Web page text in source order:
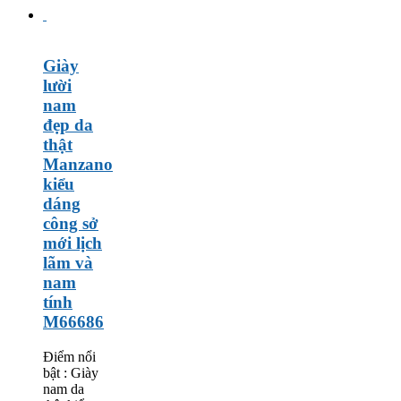
Giày
lười
nam
đẹp da
thật
Manzano
kiểu
dáng
công sở
mới lịch
lãm và
nam
tính
M66686
Điểm nổi
bật : Giày
nam da